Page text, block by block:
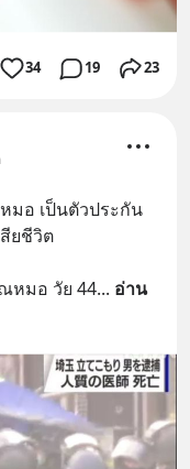
34 19 23
มอ เป็นตัวประกัน
ยชีวิต
หมอ วัย 44... อ่าน